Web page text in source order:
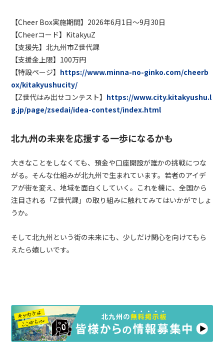
【Cheer Box実施期間】2026年6月1日〜9月30日
【Cheerコード】KitakyuZ
【支援先】北九州市Z世代課
【支援金上限】100万円
【特設ページ】 https://www.minna-no-ginko.com/cheerb
ox/kitakyushucity/
【Z世代はみ出せコンテスト】 https://www.city.kitakyushu.l
g.jp/page/zsedai/idea-contest/index.html
北九州の未来を応援する一歩になるかも
大きなことをしなくても、預金や口座開設が誰かの挑戦につな
がる。そんな仕組みが北九州で生まれています。若者のアイデ
アが街を変え、地域を面白くしていく。これを機に、全国から
注目される「Z世代課」の取り組みに触れてみてはいかがでしょ
うか。
そして北九州という街の未来にも、少しだけ関心を向けてもら
えたら嬉しいです。